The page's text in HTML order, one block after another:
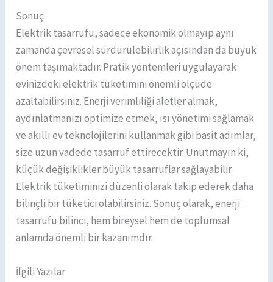
Sonuç
Elektrik tasarrufu, sadece ekonomik olmayıp aynı
zamanda çevresel sürdürülebilirlik açısından da büyük
önem taşımaktadır. Pratik yöntemleri uygulayarak
evinizdeki elektrik tüketimini önemli ölçüde
azaltabilirsiniz. Enerji verimliliği aletler almak,
aydınlatmanızı optimize etmek, ısı yönetimi sağlamak
ve akıllı ev teknolojilerini kullanmak gibi basit adımlar,
size uzun vadede tasarruf ettirecektir. Unutmayın ki,
küçük değişiklikler büyük tasarruflar sağlayabilir.
Elektrik tüketiminizi düzenli olarak takip ederek daha
bilinçli bir tüketici olabilirsiniz. Sonuç olarak, enerji
tasarrufu bilinci, hem bireysel hem de toplumsal
anlamda önemli bir kazanımdır.
İlgili Yazılar